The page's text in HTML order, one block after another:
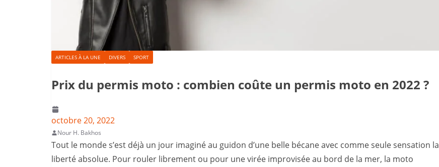
ARTICLES À LA UNE DIVERS SPORT
Prix du permis moto : combien coûte un permis moto en 2022 ?
octobre 20, 2022
Nour H. Bakhos
Tout le monde s’est déjà un jour imaginé au guidon d’une belle bécane avec comme seule sensation la
liberté absolue. Pour rouler librement ou pour une virée improvisée au bord de la mer, la moto